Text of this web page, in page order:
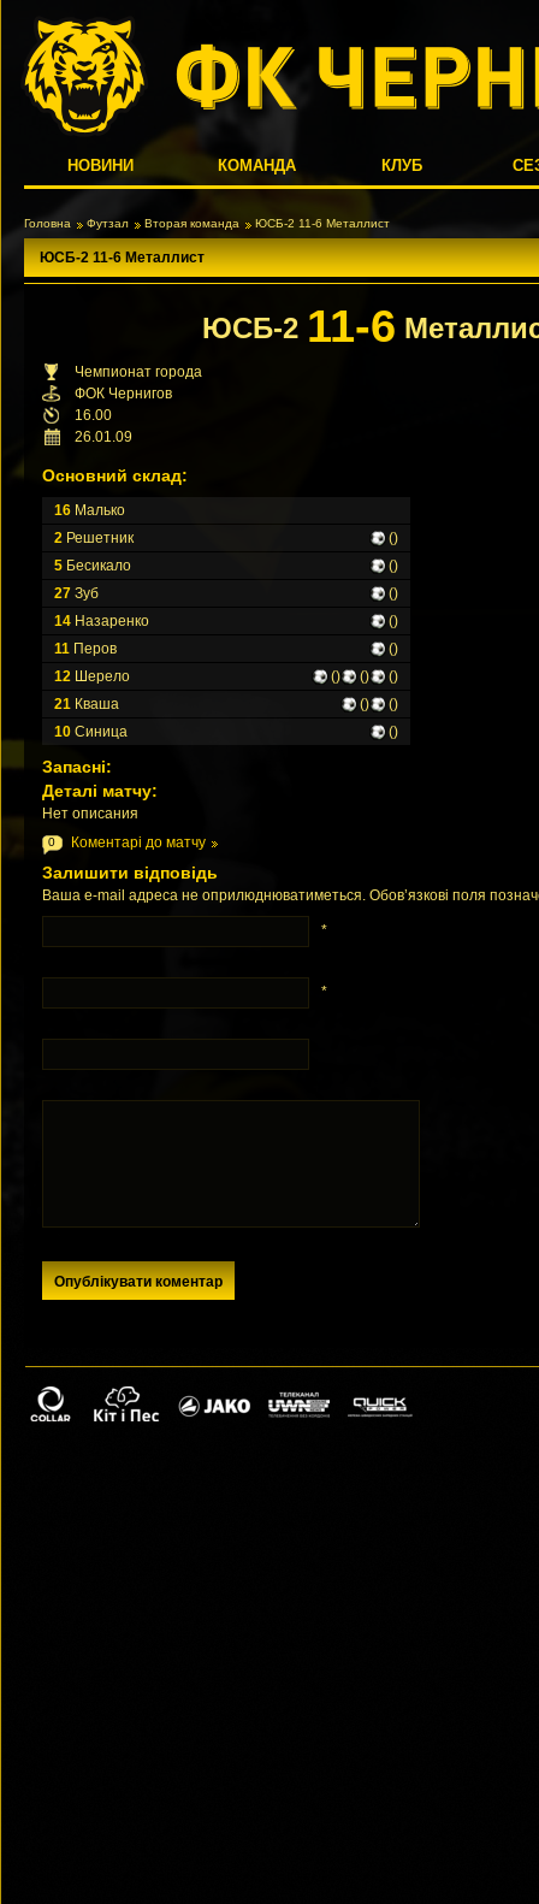
НОВИНИ КОМАНДА КЛУБ
Головна Футзал Вторая команда ЮСБ-2 11-6 Металлист
ЮСБ-2 11-6 Металлист
ЮСБ-2 11-6
Чемпионат города
ФОК Чернигов
16.00
26.01.09
Основний склад:
16 Малько
2 Решетник
()
5 Бесикало
()
27 Зуб
()
14 Назаренко
()
11 Перов
()
12 Шерело ()
()
()
21 Кваша ()
()
10 Синица ()
Запасні:
Деталі матчу:
Нет описания
0 Коментарі до матчу
Залишити відповідь
Ваша e-mail адреса не оприлюднюватиметься. Обов’язкові поля
*
*